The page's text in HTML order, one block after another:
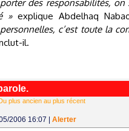
des responsabilités,
»explique Abdelhaq
c’est toute la
il.
plus ancien au plus récent
2006 16:07
Alerter